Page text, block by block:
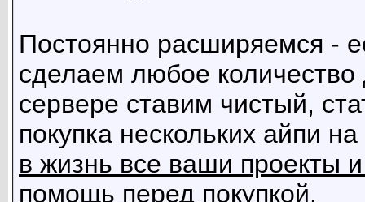
Постоянно расширяемся -
сделаем любое
сервере ставим чистый,
покупка нескольких айпи
в жизнь все ваши проекты
помощь перед покупкой.